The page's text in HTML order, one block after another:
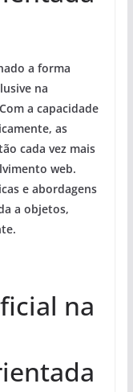
a forma
na
a capacidade
as
cada vez mais
web.
e abordagens
a objetos,
na